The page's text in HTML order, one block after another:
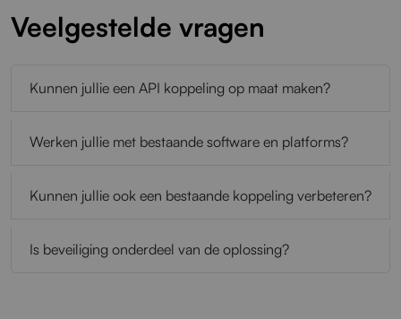
Veelgestelde vragen
Kunnen jullie een API koppeling op maat maken?
Werken jullie met bestaande software en platforms?
Kunnen jullie ook een bestaande koppeling verbeteren?
Is beveiliging onderdeel van de oplossing?